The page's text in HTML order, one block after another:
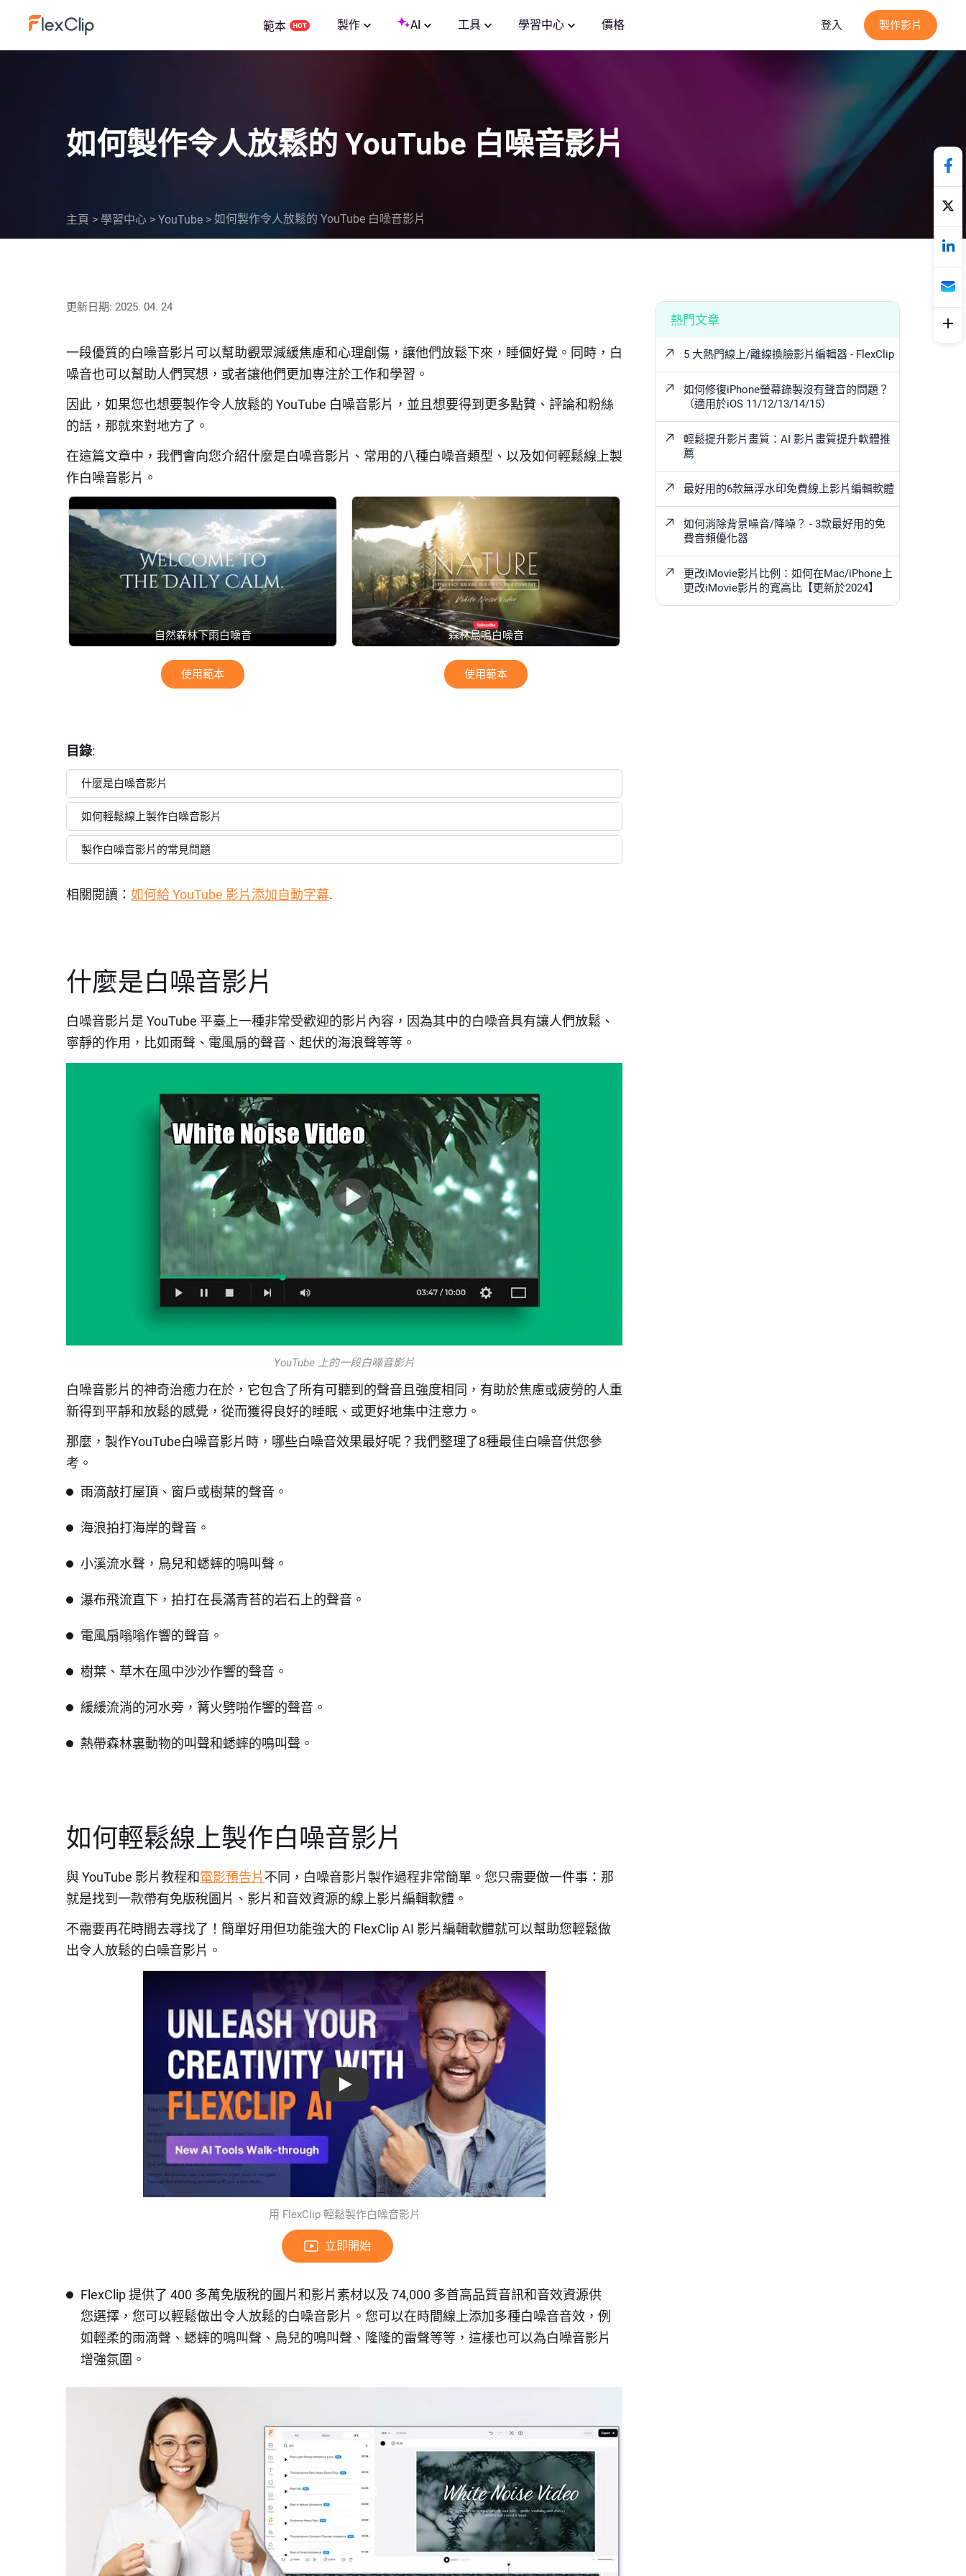
範本 製作 AI 工具 學習中心 價格 登入 製作影片
如何製作令人放鬆的 YouTube 白噪音影片
主頁 > 學習中心 > YouTube > 如何製作令人放鬆的 YouTube 白噪音影片
更新日期: 2025. 04. 24
一段優質的白噪音影片可以幫助觀眾減緩焦慮和心理創傷，讓他們放鬆下來，睡個好覺。同時，白
噪音也可以幫助人們冥想，或者讓他們更加專注於工作和學習。
因此，如果您也想要製作令人放鬆的 YouTube 白噪音影片，並且想要得到更多點贊、評論和粉絲
的話，那就來對地方了。
在這篇文章中，我們會向您介紹什麼是白噪音影片、常用的八種白噪音類型、以及如何輕鬆線上製
作白噪音影片。
自然森林下雨白噪音
使用範本
森林鳥鳴白噪音
使用範本
目錄:
什麼是白噪音影片
如何輕鬆線上製作白噪音影片
製作白噪音影片的常見問題
相關閱讀： 如何給 YouTube 影片添加自動字幕.
什麼是白噪音影片
白噪音影片是 YouTube 平臺上一種非常受歡迎的影片內容，因為其中的白噪音具有讓人們放鬆、
寧靜的作用，比如雨聲、電風扇的聲音、起伏的海浪聲等等。
YouTube 上的一段白噪音影片
白噪音影片的神奇治癒力在於，它包含了所有可聽到的聲音且強度相同，有助於焦慮或疲勞的人重
新得到平靜和放鬆的感覺，從而獲得良好的睡眠、或更好地集中注意力。
那麼，製作YouTube白噪音影片時，哪些白噪音效果最好呢？我們整理了8種最佳白噪音供您參
考。
雨滴敲打屋頂、窗戶或樹葉的聲音。
海浪拍打海岸的聲音。
小溪流水聲，鳥兒和蟋蟀的鳴叫聲。
瀑布飛流直下，拍打在長滿青苔的岩石上的聲音。
電風扇嗡嗡作響的聲音。
樹葉、草木在風中沙沙作響的聲音。
緩緩流淌的河水旁，篝火劈啪作響的聲音。
熱帶森林裏動物的叫聲和蟋蟀的鳴叫聲。
如何輕鬆線上製作白噪音影片
與 YouTube 影片教程和電影預告片 不同，白噪音影片製作過程非常簡單。您只需要做一件事：那
就是找到一款帶有免版稅圖片、影片和音效資源的線上影片編輯軟體。
不需要再花時間去尋找了！簡單好用但功能強大的 FlexClip AI 影片編輯軟體就可以幫助您輕鬆做
出令人放鬆的白噪音影片。
Play: Keynote (Google I/O '18)
用 FlexClip 輕鬆製作白噪音影片
立即開始
FlexClip 提供了 400 多萬免版稅的圖片和影片素材以及 74,000 多首高品質音訊和音效資源供
您選擇，您可以輕鬆做出令人放鬆的白噪音影片。您可以在時間線上添加多種白噪音音效，例
如輕柔的雨滴聲、蟋蟀的鳴叫聲、鳥兒的鳴叫聲、隆隆的雷聲等等，這樣也可以為白噪音影片
增強氛圍。
熱門文章
5 大熱門線上/離線換臉影片編輯器 - FlexClip
如何修復iPhone螢幕錄製沒有聲音的問題？
（適用於iOS 11/12/13/14/15）
輕鬆提升影片畫質：AI 影片畫質提升軟體推
薦
最好用的6款無浮水印免費線上影片編輯軟體
如何消除背景噪音/降噪？ - 3款最好用的免
費音頻優化器
更改iMovie影片比例：如何在Mac/iPhone上
更改iMovie影片的寬高比【更新於2024】